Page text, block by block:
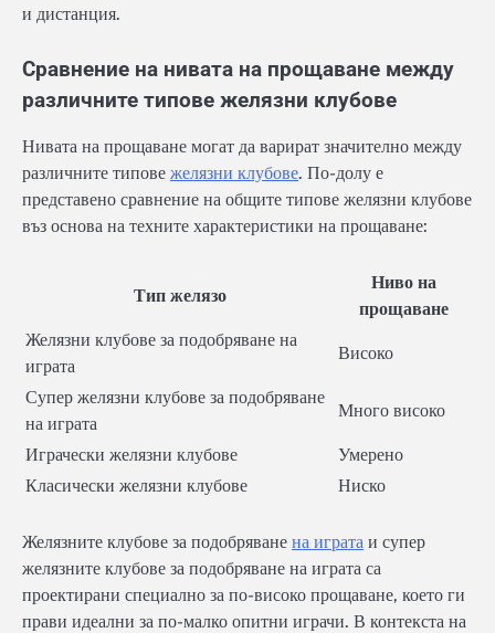
и дистанция.
Сравнение на нивата на прощаване между
различните типове желязни клубове
Нивата на прощаване могат да варират значително между
различните типове желязни клубове. По-долу е
представено сравнение на общите типове желязни клубове
въз основа на техните характеристики на прощаване:
Тип желязо
Ниво на
прощаване
Желязни клубове за подобряване на
играта
Високо
Супер желязни клубове за подобряване
на играта
Много високо
Играчески желязни клубове
Умерено
Класически желязни клубове
Ниско
Желязните клубове за подобряване на играта и супер
желязните клубове за подобряване на играта са
проектирани специално за по-високо прощаване, което ги
прави идеални за по-малко опитни играчи. В контекста на